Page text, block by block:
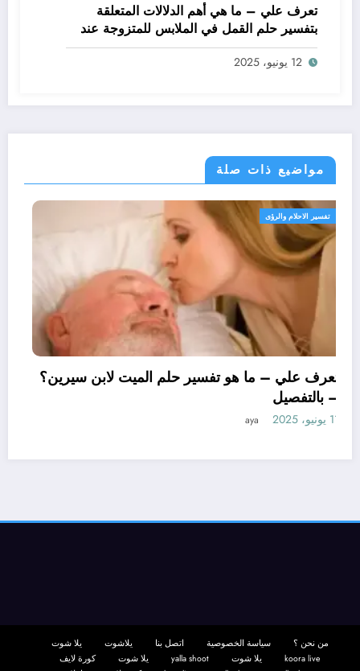
تعرف علي – ما هي أهم الدلالات المتعلقة
بتفسير حلم القمل في الملابس للمتزوجة عند
ابن سيرين؟ – بالتفصيل
12 يونيو، 2025
مواضيع ذات صلة
تفسير الاحلام والرؤى
تعرف علي – ما هو تفسير حلم الميت لابن
من نحن ؟ سياسة الخصوصية اتصل بنا يلاشوت
يلا شوت